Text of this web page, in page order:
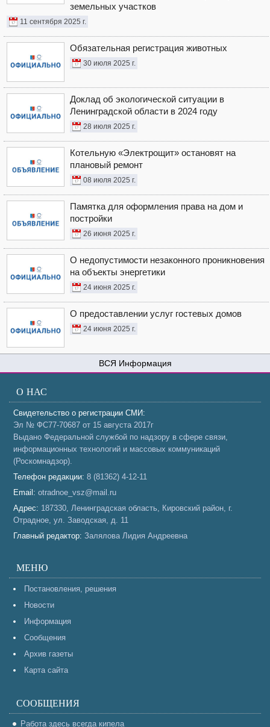
земельных участков
11 сентября 2025 г.
Обязательная регистрация животных
30 июля 2025 г.
Доклад об экологической ситуации в
Ленинградской области в 2024 году
28 июля 2025 г.
Котельную «Электрощит» остановят на
плановый ремонт
08 июля 2025 г.
Памятка для оформления права на дом и
постройки
26 июня 2025 г.
О недопустимости незаконного проникновения
на объекты энергетики
24 июня 2025 г.
О предоставлении услуг гостевых домов
24 июня 2025 г.
Информация
О НАС
Свидетельство о регистрации СМИ:
Эл № ФС77-70687 от 15 августа 2017г
Выдано Федеральной службой по надзору в сфере связи,
информационных технологий и массовых коммуникаций
(Роскомнадзор).
Телефон редакции: 8 (81362) 4-12-11
Email: otradnoe_vsz@mail.ru
Адрес: 187330, Ленинградская область, Кировский район, г.
Отрадное, ул. Заводская, д. 11
Главный редактор: Залялова Лидия Андреевна
МЕНЮ
Постановления, решения
Новости
Информация
Сообщения
Архив газеты
Карта сайта
СООБЩЕНИЯ
Работа здесь всегда кипела